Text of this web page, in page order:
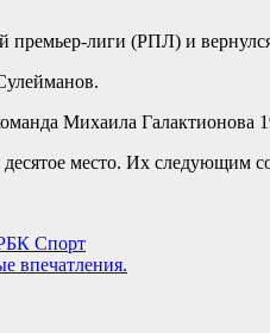
лиги (РПЛ) и
Михаила Галактионова
место. Их следующим
Спорт
впечатления.